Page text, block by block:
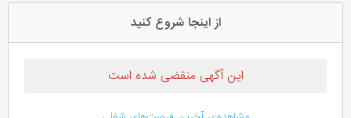
از اینجا شروع کنید
این آگهی منقضی شده است